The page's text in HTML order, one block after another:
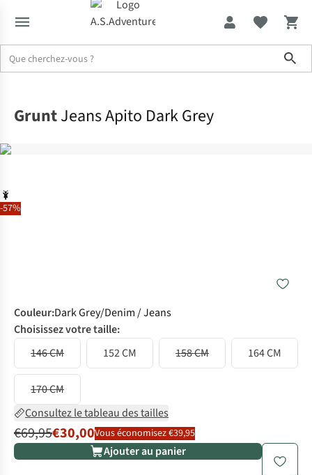
-57%
GruntJeans Apito Dark Grey
Couleur:Dark Grey/Denim / Jeans
Choisissez votre taille:
146 CM
152 CM 158 CM 164 CM
170 CM
Consultez le tableau des tailles
€69,95€30,00Vous économisez €39,95
Ajouter au panier